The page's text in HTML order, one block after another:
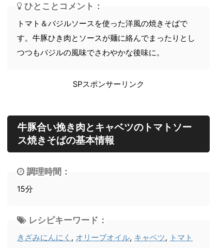
ひとことコメント：
トマト＆バジルソースを使った洋風の焼きそばで
す。牛豚ひき肉とソースが麺に絡んでまったりとし
つつもバジルの風味でさわやかな後味に。
SPスポンサーリンク
牛豚合い挽き肉とキャベツのトマトソー
ス焼きそばの基本情報
調理時間：
15分
レシピキーワード：
きざみにんにく , オリーブオイル, キャベツ, トマト